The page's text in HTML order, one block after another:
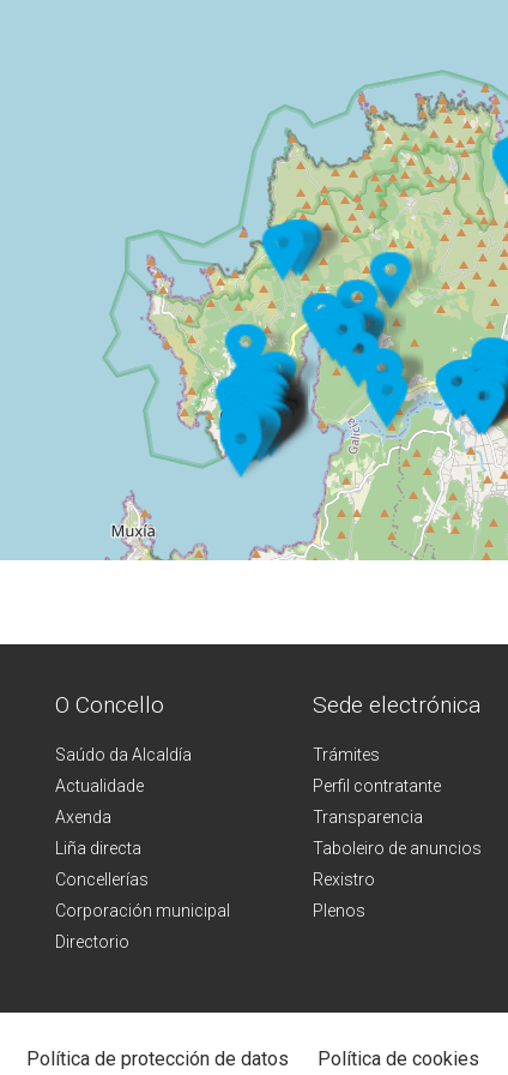
O Concello
Saúdo da Alcaldía
Actualidade
Axenda
Liña directa
Concellerías
Corporación municipal
Directorio
Sede electrónica
Trámites
Perfil contratante
Transparencia
Taboleiro de anuncios
Rexistro
Plenos
Política de protección de datos Política de cookies